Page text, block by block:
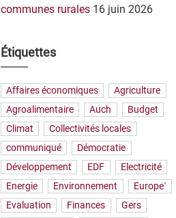
communes rurales 16 juin 2026
Étiquettes
Affaires économiques
Agriculture
Agroalimentaire
Auch
Budget
Climat
Collectivités locales
communiqué
Démocratie
Développement
EDF
Electricité
Energie
Environnement
Europe`
Evaluation
Finances
Gers